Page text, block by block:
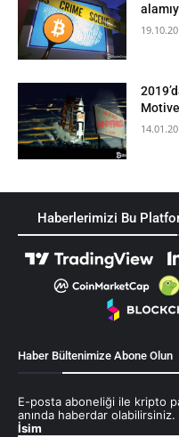
Haberlerimizi Bu
Haber Bültenimize Abone Olun
E-posta aboneliği ile kripto
anında haberdar olabilirsiniz.
İsim